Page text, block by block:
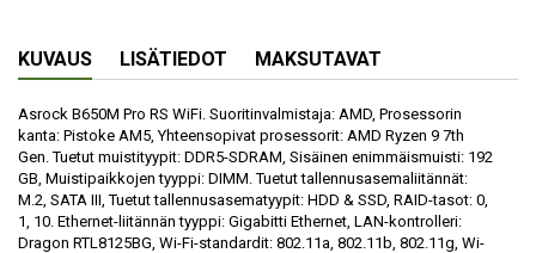
KUVAUS LISÄTIEDOT MAKSUTAVAT
Asrock B650M Pro RS WiFi. Suoritinvalmistaja: AMD, Prosessorin
kanta: Pistoke AM5, Yhteensopivat prosessorit: AMD Ryzen 9 7th
Gen. Tuetut muistityypit: DDR5-SDRAM, Sisäinen enimmäismuisti: 192
GB, Muistipaikkojen tyyppi: DIMM. Tuetut tallennusasemaliitännät:
M.2, SATA III, Tuetut tallennusasematyypit: HDD & SSD, RAID-tasot: 0,
1, 10. Ethernet-liitännän tyyppi: Gigabitti Ethernet, LAN-kontrolleri:
Dragon RTL8125BG, Wi-Fi-standardit: 802.11a, 802.11b, 802.11g, Wi-